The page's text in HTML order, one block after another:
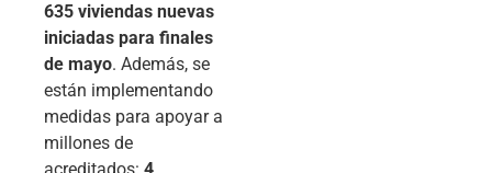
635 viviendas nuevas
iniciadas para finales
de mayo. Además, se
están implementando
medidas para apoyar a
millones de